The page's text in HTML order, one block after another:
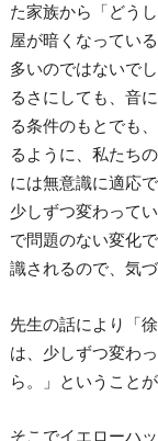
た家族から「どう
屋が暗くなってい
多いのではないで
るさにしても、音
る条件のもとでも
るように、私たち
には無意識に適応
少しずつ変わって
で問題のない変化
識されるので、気
先生の話により「
は、少しずつ変わ
ら。」ということ
そこでイエローハ